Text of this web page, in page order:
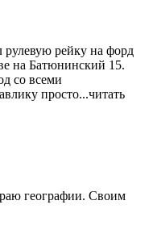
рулевую рейку на форд
на Батюнинский 15.
со всеми
просто...читать
географии. Своим